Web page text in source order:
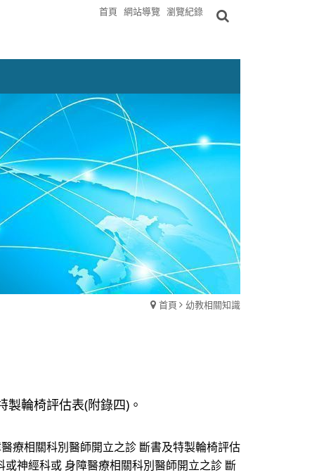
首頁 網站導覽 瀏覽紀錄
首頁 幼教相關知識
輪椅評估表(附錄四)。
療相關科別醫師開立之診 斷書及特製輪椅評估
神經科或 身障醫療相關科別醫師開立之診 斷